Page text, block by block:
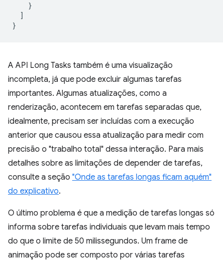
}
]
}
A API Long Tasks também é uma visualização
incompleta, já que pode excluir algumas tarefas
importantes. Algumas atualizações, como a
renderização, acontecem em tarefas separadas que,
idealmente, precisam ser incluídas com a execução
anterior que causou essa atualização para medir com
precisão o "trabalho total" dessa interação. Para mais
detalhes sobre as limitações de depender de tarefas,
consulte a seção "Onde as tarefas longas ficam aquém"
do explicativo.
O último problema é que a medição de tarefas longas só
informa sobre tarefas individuais que levam mais tempo
do que o limite de 50 milissegundos. Um frame de
animação pode ser composto por várias tarefas